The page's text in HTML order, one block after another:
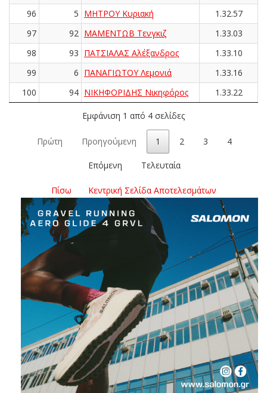
96
5 ΜΗΤΡΟΥ Κυριακή
1.32.57
97
92 ΜΑΜΕΝΤΩΒ Τενγκιζ
1.33.03
98
93 ΠΑΤΣΙΑΛΑΣ Αλέξανδρος
1.33.10
99
6 ΠΑΝΑΓΙΩΤΟΥ Λεμονιά
1.33.16
100
94 ΝΙΚΗΦΟΡΙΔΗΣ Νικηφόρος 1.33.22
Εμφάνιση 1 από 4 σελίδες
Πρώτη Προηγούμενη 1 2 3 4
Επόμενη Τελευταία
Πίσω Κεντρική Σελίδα Αποτελεσμάτων